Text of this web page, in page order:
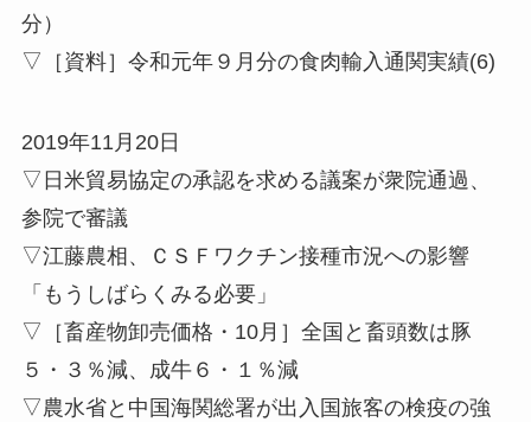
分）
▽［資料］令和元年９月分の食肉輸入通関実績(6)
2019年11月20日
▽日米貿易協定の承認を求める議案が衆院通過、
参院で審議
▽江藤農相、ＣＳＦワクチン接種市況への影響
「もうしばらくみる必要」
▽［畜産物卸売価格・10月］全国と畜頭数は豚
５・３％減、成牛６・１％減
▽農水省と中国海関総署が出入国旅客の検疫の強